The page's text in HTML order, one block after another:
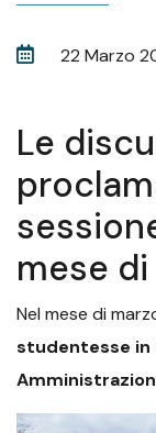
22 Marzo
Le
mese
Nel mese di
studentesse in